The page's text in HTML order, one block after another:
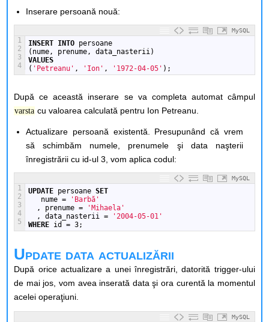
Inserare persoană nouă:
MySQL
1
2
3
4
INSERT INTO persoane
(nume,
prenume,
data_nasterii)
VALUES
( 'Petreanu' , 'Ion' , '1972-04-05' );
După ce această inserare se va completa automat câmpul
varsta cu valoarea calculată pentru Ion Petreanu.
Actualizare persoană existentă. Presupunând că vrem
să schimbăm numele, prenumele şi data naşterii
înregistrării cu id-ul 3, vom aplica codul:
MySQL
1
2
3
4
5
UPDATE persoane SET
nume =
'Barbă'
,
prenume =
'Mihaela'
,
data_nasterii =
'2004-05-01'
WHERE id = 3;
Update data actualizării
După orice actualizare a unei înregistrări, datorită trigger-ului
de mai jos, vom avea inserată data şi ora curentă la momentul
acelei operaţiuni.
MySQL